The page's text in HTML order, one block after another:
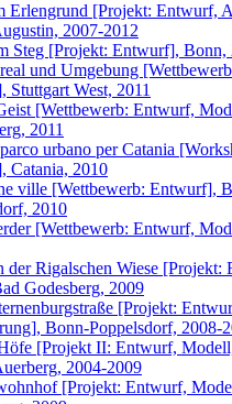
Erlengrund [Projekt: Entwurf,
2007-2012
Steg [Projekt: Entwurf], Bonn,
und Umgebung
Stuttgart West, 2011
[Wettbewerb: Entwurf,
2011
urbano per Catania
Catania, 2010
ville [Wettbewerb: Entwurf],
2010
[Wettbewerb: Entwurf,
der Rigalschen Wiese [Projekt:
Godesberg, 2009
[Projekt:
Bonn-Poppelsdorf, 2008-
[Projekt II: Entwurf,
2004-2009
[Projekt: Entwurf,